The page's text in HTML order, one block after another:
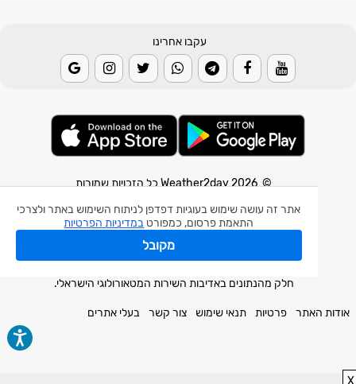
אתר זה עושה שימוש בעוגיות דפדפן לניתוח השימוש באתר ולצרכי
התאמת פרסום, כמפורט במדיניות הפרטיות
מקובל
X
עקבו אחרינו
© 2026 Weather2day כל הזכויות שמורות
אפליקצית מזג אוויר
אפליקצית רעידת אדמה
אפליקצית מכ"ם גשם
חלק מהנתונים באדיבות השירות המטאורולוגי הישראלי.
אודות האתר פרטיות תנאי שימוש צור קשר בעלי אתרים